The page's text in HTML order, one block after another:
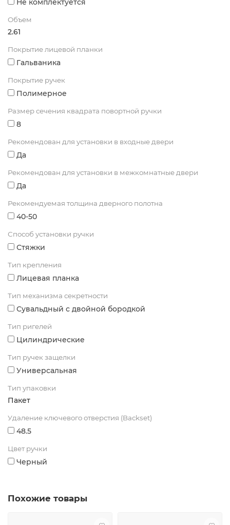
Объем
2.61
Покрытие лицевой планки
Гальваника
Покрытие ручек
Полимерное
Размер сечения квадрата повортной ручки
8
Рекомендован для установки в входные двери
Да
Рекомендован для установки в межкомнатные двери
Да
Рекомендуемая толщина дверного полотна
40-50
Способ установки ручки
Стяжки
Тип крепления
Лицевая планка
Тип механизма секретности
Сувальдный с двойной бородкой
Тип ригелей
Цилиндрические
Тип ручек защелки
Универсальная
Тип упаковки
Пакет
Удаление ключевого отверстия (Backset)
48.5
Цвет ручки
Черный
Похожие товары